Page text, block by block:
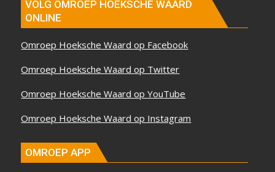
VOLG OMROEP HOEKSCHE WAARD
ONLINE
Omroep Hoeksche Waard op Facebook
Omroep Hoeksche Waard op Twitter
Omroep Hoeksche Waard op YouTube
Omroep Hoeksche Waard op Instagram
OMROEP APP